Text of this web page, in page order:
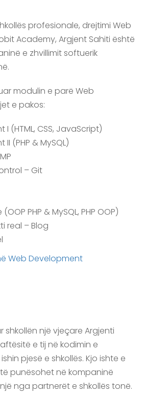
profesionale, drejtimi Web
Academy, Argjent Sahiti është
e zhvillimit softuerik
modulin e parë Web
e pakos:
(HTML, CSS, JavaScript)
(PHP & MySQL)
– Git
PHP & MySQL, PHP OOP)
real – Blog
Web Development
një vjeçare Argjenti
e tij në kodimin e
pjesë e shkollës. Kjo ishte e
punësohet në kompaninë
nga partnerët e shkollës tonë.